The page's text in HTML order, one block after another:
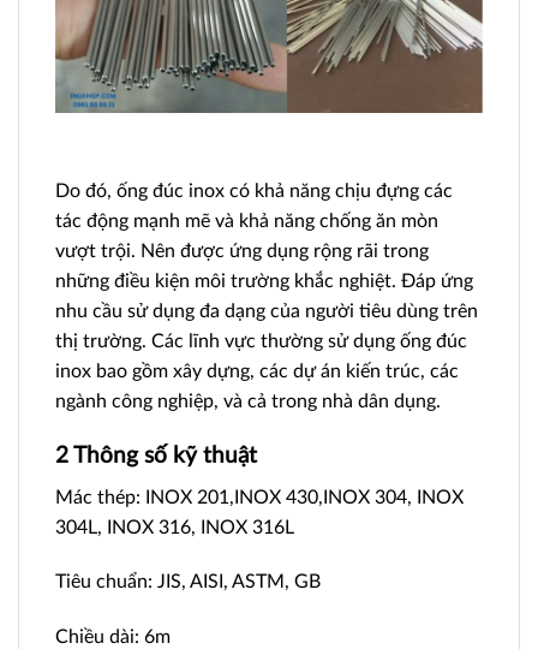
Do đó, ống đúc inox có khả năng chịu đựng các
tác động mạnh mẽ và khả năng chống ăn mòn
vượt trội. Nên được ứng dụng rộng rãi trong
những điều kiện môi trường khắc nghiệt. Đáp ứng
nhu cầu sử dụng đa dạng của người tiêu dùng trên
thị trường. Các lĩnh vực thường sử dụng ống đúc
inox bao gồm xây dựng, các dự án kiến trúc, các
ngành công nghiệp, và cả trong nhà dân dụng.
2 Thông số kỹ thuật
Mác thép: INOX 201,INOX 430,INOX 304, INOX
304L, INOX 316, INOX 316L
Tiêu chuẩn: JIS, AISI, ASTM, GB
Chiều dài: 6m